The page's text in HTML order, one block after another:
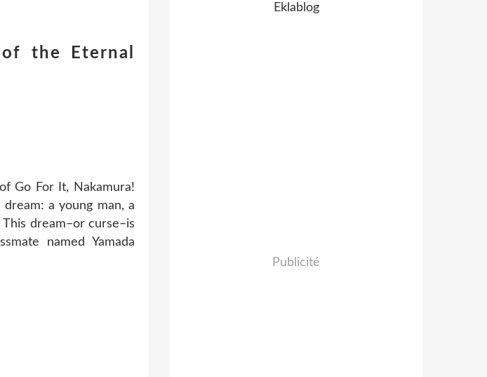
the Eternal
Go For It, Nakamura!
a young man, a
dream–or curse–is
named Yamada
Eklablog
Publicité